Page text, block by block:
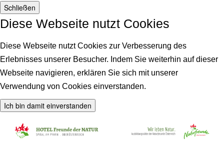
Schließen
Diese Webseite nutzt Cookies
Diese Webseite nutzt Cookies zur Verbesserung des
Erlebnisses unserer Besucher. Indem Sie weiterhin auf dieser
Webseite navigieren, erklären Sie sich mit unserer
Verwendung von Cookies einverstanden.